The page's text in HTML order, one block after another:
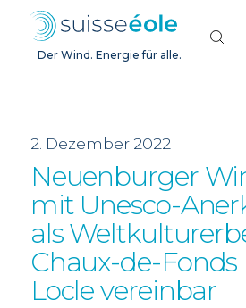
Der Wind. Energie für alle.
2. Dezember 2022
Neuenburger
mit Unesco-
als
Chaux-de-Fonds
Locle vereinbar